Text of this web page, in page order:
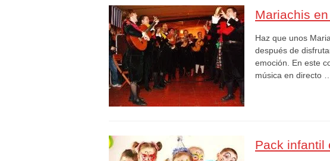
Mariachis
Haz que unos
después de
emoción. En este
música en directo …
Pack infantil